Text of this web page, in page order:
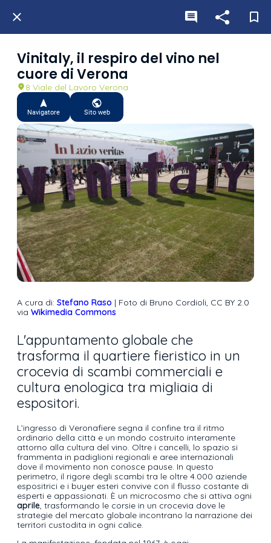
Vinitaly, il respiro del vino nel
cuore di Verona
8 Viale del Lavoro Verona
Navigatore Sito web
A cura di: Stefano Raso | Foto di Bruno Cordioli, CC BY 2.0
via Wikimedia Commons
L'appuntamento globale che
trasforma il quartiere fieristico in un
crocevia di scambi commerciali e
cultura enologica tra migliaia di
espositori.
L’ingresso di Veronafiere segna il confine tra il ritmo
ordinario della città e un mondo costruito interamente
attorno alla cultura del vino. Oltre i cancelli, lo spazio si
frammenta in padiglioni regionali e aree internazionali
dove il movimento non conosce pause. In questo
perimetro, il rigore degli scambi tra le oltre 4.000 aziende
espositrici e i buyer esteri convive con il flusso costante di
esperti e appassionati. È un microcosmo che si attiva ogni
aprile, trasformando le corsie in un crocevia dove le
strategie del mercato globale incontrano la narrazione dei
territori custodita in ogni calice.